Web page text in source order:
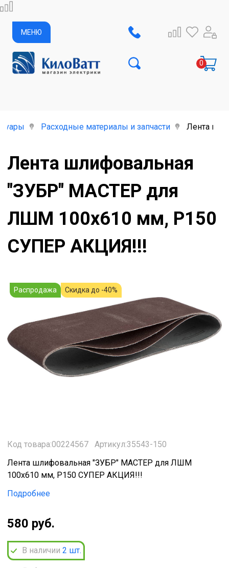
МЕНЮ
Расходные материалы и запчасти Лента
Лента шлифовальная
"ЗУБР" МАСТЕР для
ЛШМ 100х610 мм, P150
СУПЕР АКЦИЯ!!!
Распродажа Скидка до -40%
Код товара:00224567
Артикул:35543-150
Лента шлифовальная "ЗУБР" МАСТЕР для ЛШМ
100х610 мм, P150 СУПЕР АКЦИЯ!!!
Подробнее
580 руб.
В наличии 2 шт.